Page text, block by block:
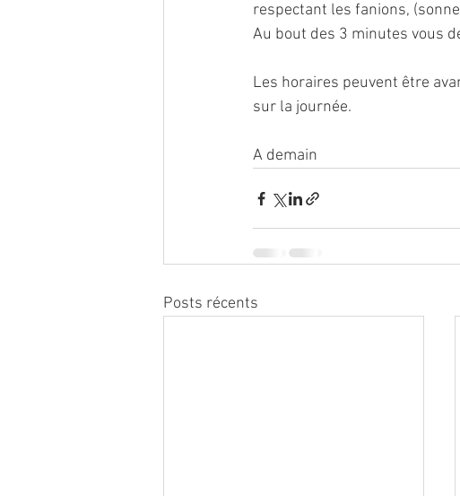
respectant les fanions,
Au bout des 3 minutes vous
Les horaires peuvent être
sur la journée.
A demain
Posts récents